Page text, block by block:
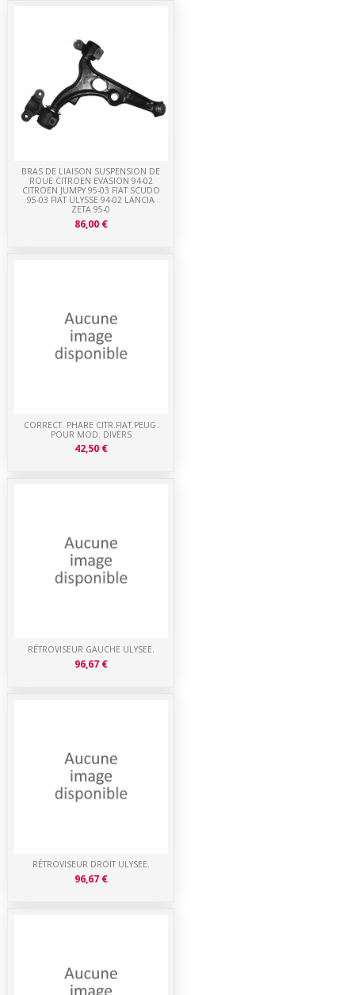
RÉTROVISEUR DROIT ULYSEE.
96,67 €
RÉTROVISEUR GAUCHE ULYSEE.
96,67 €
CORRECT. PHARE CITR.FIAT.PEUG.
POUR MOD. DIVERS
42,50 €
BRAS DE LIAISON SUSPENSION DE
ROUE CITROEN EVASION 94-02
CITROEN JUMPY 95-03 FIAT SCUDO
95-03 FIAT ULYSSE 94-02 LANCIA
ZETA 95-0
86,00 €